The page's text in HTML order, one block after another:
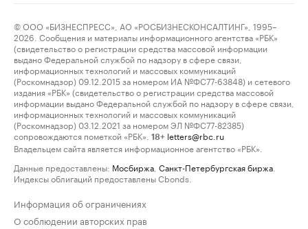
© ООО «БИЗНЕСПРЕСС», АО «РОСБИЗНЕСКОНСАЛТИНГ», 1995–
2026. Сообщения и материалы информационного агентства «РБК»
(свидетельство о регистрации средства массовой информации
выдано Федеральной службой по надзору в сфере связи,
информационных технологий и массовых коммуникаций
(Роскомнадзор) 09.12.2015 за номером ИА №ФС77-63848) и сетевого
издания «РБК» (свидетельство о регистрации средства массовой
информации выдано Федеральной службой по надзору в сфере связи,
информационных технологий и массовых коммуникаций
(Роскомнадзор) 03.12.2021 за номером ЭЛ №ФС77-82385)
сопровождаются пометкой «РБК».
18+ letters@rbc.ru
Владельцем сайта является информационное агентство «РБК».
Данные предоставлены: Мосбиржа Санкт-Петербургская биржа
Индексы облигаций предоставлены Cbonds.
Информация об ограничениях
О соблюдении авторских прав